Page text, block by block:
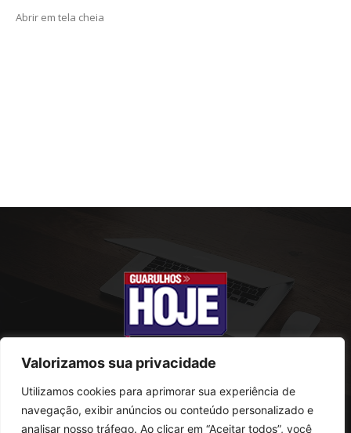
Valorizamos sua privacidade
Utilizamos cookies para aprimorar sua experiência de
navegação, exibir anúncios ou conteúdo personalizado e
analisar nosso tráfego. Ao clicar em “Aceitar todos”, você
Abrir em tela cheia
SOBRE NÓS